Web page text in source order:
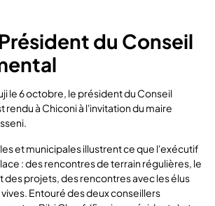
du Conseil
le 6 octobre, le président du Conseil
à Chiconi à l'invitation du maire
et municipales illustrent ce que l'exécutif
: des rencontres de terrain régulières, le
projets, des rencontres avec les élus
Entouré des deux conseillers